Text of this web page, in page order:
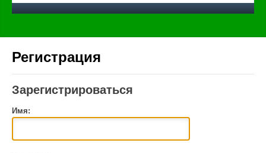
Регистрация
Зарегистрироваться
Имя: